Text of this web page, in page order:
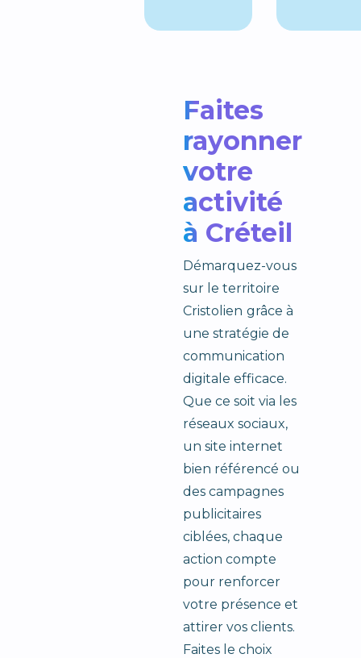
Faites
rayonner
votre
activité
à Créteil
Démarquez-vous
sur le territoire
Cristolien grâce à
une stratégie de
communication
digitale efficace.
Que ce soit via les
réseaux sociaux,
un site internet
bien référencé ou
des campagnes
publicitaires
ciblées, chaque
action compte
pour renforcer
votre présence et
attirer vos clients.
Faites le choix